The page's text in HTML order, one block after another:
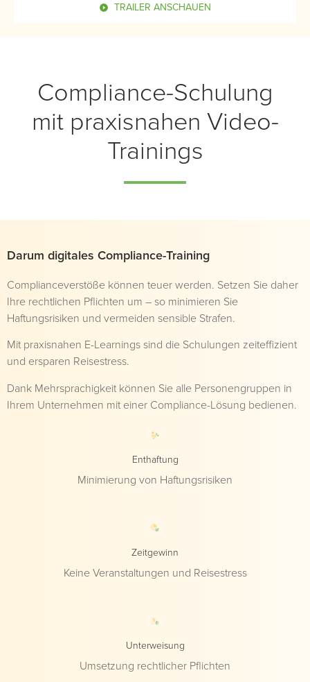
TRAILER ANSCHAUEN
Compliance-Schulung
mit praxisnahen Video-
Trainings
Darum digitales Compliance-Training
Complianceverstöße können teuer werden. Setzen Sie daher
Ihre rechtlichen Pflichten um – so minimieren Sie
Haftungsrisiken und vermeiden sensible Strafen.
Mit praxisnahen E-Learnings sind die Schulungen zeiteffizient
und ersparen Reisestress.
Dank Mehrsprachigkeit können Sie alle Personengruppen in
Ihrem Unternehmen mit einer Compliance-Lösung bedienen.
Enthaftung
Minimierung von Haftungsrisiken
Zeitgewinn
Keine Veranstaltungen und Reisestress
Unterweisung
Umsetzung rechtlicher Pflichten